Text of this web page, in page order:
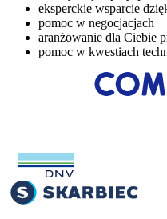
eksperckie wsparcie
pomoc w negocjacjach
aranżowanie dla Ciebie
pomoc w kwestiach